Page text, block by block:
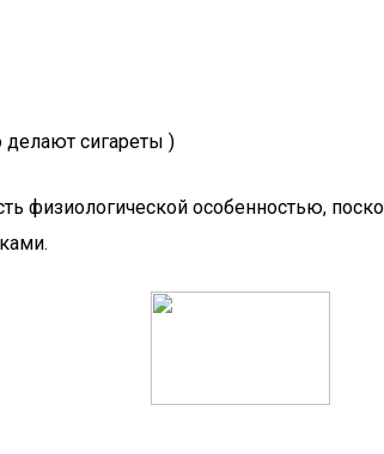
делают сигареты )
физиологической особенностью,